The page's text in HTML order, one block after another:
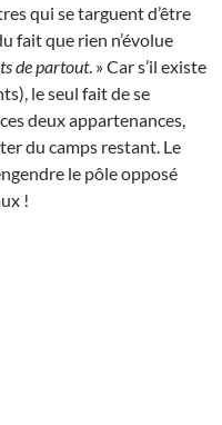
qui se targuent d’être
fait que rien n’évolue
de partout. » Car s’il existe
le seul fait de se
deux appartenances,
du camps restant. Le
le pôle opposé
!